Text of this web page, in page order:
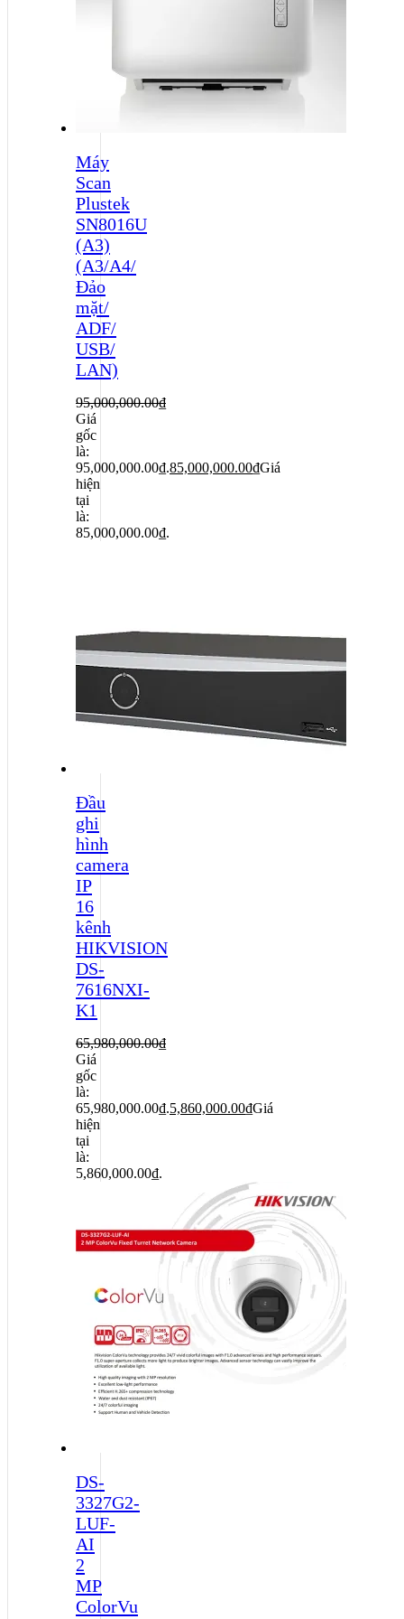
Máy
Scan
Plustek
SN8016U
(A3)
(A3/A4/
Đảo
mặt/
ADF/
USB/
LAN)
95,000,000.00₫
Giá
gốc
là:
95,000,000.00₫.85,000,000.00₫Giá
hiện
tại
là:
85,000,000.00₫.
Đầu
ghi
hình
camera
IP
16
kênh
HIKVISION
DS-
7616NXI-
K1
65,980,000.00₫
Giá
gốc
là:
65,980,000.00₫.5,860,000.00₫Giá
hiện
tại
là:
5,860,000.00₫.
DS-
3327G2-
LUF-
AI
2
MP
ColorVu